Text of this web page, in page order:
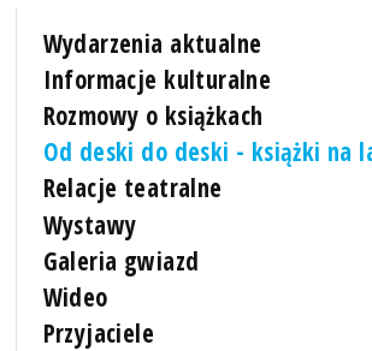
Wydarzenia aktualne
Informacje kulturalne
Rozmowy o książkach
Od deski do deski - książki na
Relacje teatralne
Wystawy
Galeria gwiazd
Wideo
Przyjaciele